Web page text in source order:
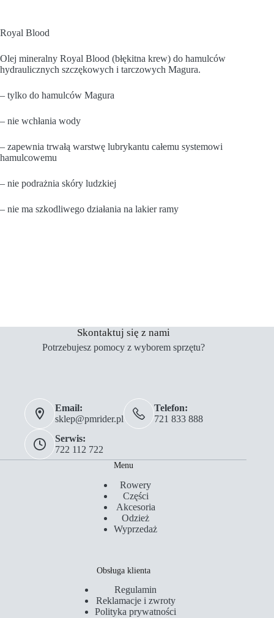
Royal Blood
Olej mineralny Royal Blood (błękitna krew) do hamulców
hydraulicznych szczękowych i tarczowych Magura.
– tylko do hamulców Magura
– nie wchłania wody
– zapewnia trwałą warstwę lubrykantu całemu systemowi
hamulcowemu
– nie podrażnia skóry ludzkiej
– nie ma szkodliwego działania na lakier ramy
Skontaktuj się z nami
Potrzebujesz pomocy z wyborem sprzętu?
Email:
sklep@pmrider.pl
Telefon:
721 833 888
Serwis:
722 112 722
Menu
Rowery
Części
Akcesoria
Odzież
Wyprzedaż
Obsługa klienta
Regulamin
Reklamacje i zwroty
Polityka prywatności